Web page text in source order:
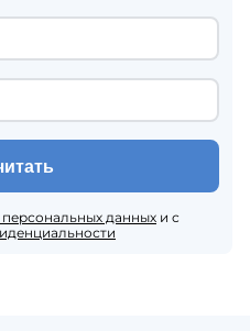
данных и с